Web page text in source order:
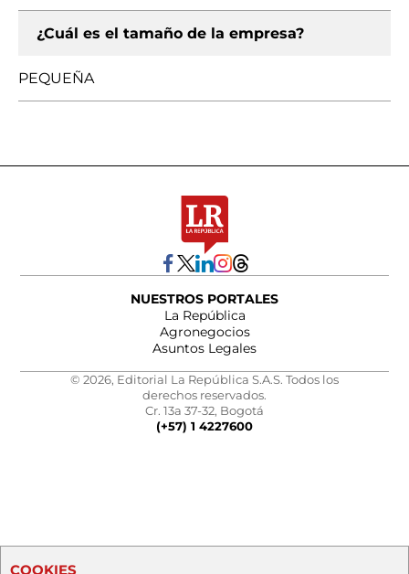
¿Cuál es el tamaño de la empresa?
PEQUEÑA
NUESTROS PORTALES
La República
Agronegocios
Asuntos Legales
© 2026, Editorial La República S.A.S. Todos los
derechos reservados.
Cr. 13a 37-32, Bogotá
(+57) 1 4227600
COOKIES